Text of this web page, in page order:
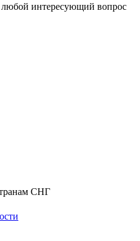
интересующий вопрос
СНГ